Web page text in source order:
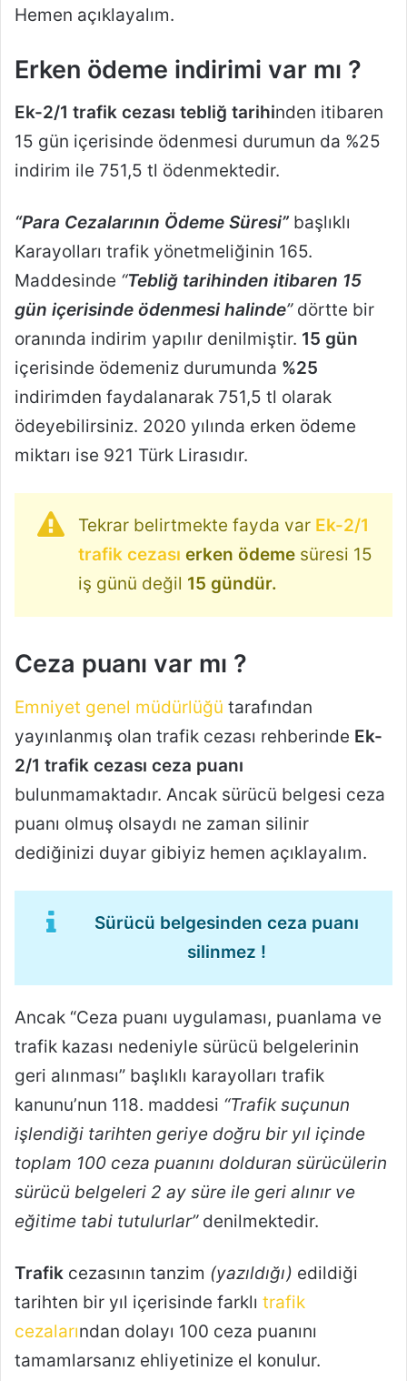
Hemen açıklayalım.
Erken ödeme indirimi var mı ?
Ek-2/1 trafik cezası tebliğ tarihinden itibaren
15 gün içerisinde ödenmesi durumun da %25
indirim ile 751,5 tl ödenmektedir.
“Para Cezalarının Ödeme Süresi” başlıklı
Karayolları trafik yönetmeliğinin 165.
Maddesinde “Tebliğ tarihinden itibaren 15
gün içerisinde ödenmesi halinde” dörtte bir
oranında indirim yapılır denilmiştir. 15 gün
içerisinde ödemeniz durumunda %25
indirimden faydalanarak 751,5 tl olarak
ödeyebilirsiniz. 2020 yılında erken ödeme
miktarı ise 921 Türk Lirasıdır.
Tekrar belirtmekte fayda var Ek-2/1
trafik cezası erken ödeme süresi 15
iş günü değil 15 gündür.
Ceza puanı var mı ?
Emniyet genel müdürlüğü tarafından
yayınlanmış olan trafik cezası rehberinde Ek-
2/1 trafik cezası ceza puanı
bulunmamaktadır. Ancak sürücü belgesi ceza
puanı olmuş olsaydı ne zaman silinir
dediğinizi duyar gibiyiz hemen açıklayalım.
Sürücü belgesinden ceza puanı
silinmez !
Ancak “Ceza puanı uygulaması, puanlama ve
trafik kazası nedeniyle sürücü belgelerinin
geri alınması” başlıklı karayolları trafik
kanunu’nun 118. maddesi “Trafik suçunun
işlendiği tarihten geriye doğru bir yıl içinde
toplam 100 ceza puanını dolduran sürücülerin
sürücü belgeleri 2 ay süre ile geri alınır ve
eğitime tabi tutulurlar”denilmektedir.
Trafik cezasının tanzim (yazıldığı) edildiği
tarihten bir yıl içerisinde farklı trafik
cezalarından dolayı 100 ceza puanını
tamamlarsanız ehliyetinize el konulur.